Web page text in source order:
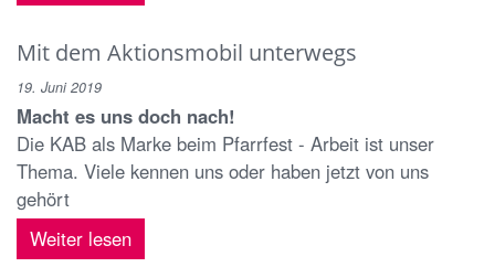
Mit dem Aktionsmobil unterwegs
19. Juni 2019
Macht es uns doch nach!
Die KAB als Marke beim Pfarrfest - Arbeit ist unser
Thema. Viele kennen uns oder haben jetzt von uns
gehört
Weiter lesen